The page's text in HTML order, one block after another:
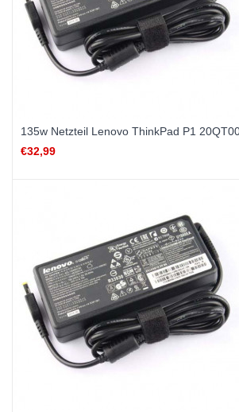
135w Netzteil Lenovo ThinkPad P1
€32,99